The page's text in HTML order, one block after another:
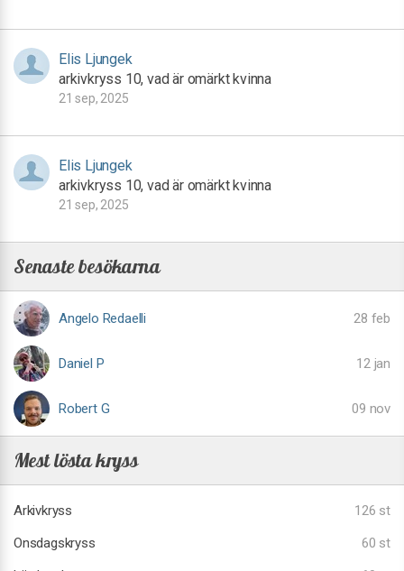
Elis Ljungek
arkivkryss 10, vad är omärkt kvinna
21 sep, 2025
Elis Ljungek
arkivkryss 10, vad är omärkt kvinna
21 sep, 2025
Senaste besökarna
Angelo Redaelli 28 feb
Daniel P 12 jan
Robert G 09 nov
Mest lösta kryss
Arkivkryss
126 st
Onsdagskryss
60 st